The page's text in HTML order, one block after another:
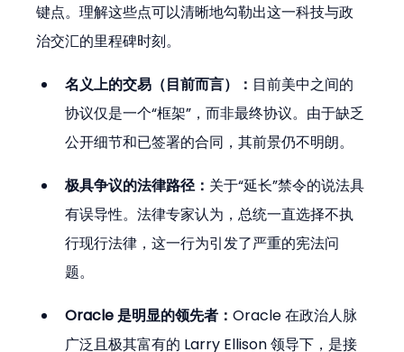
键点。理解这些点可以清晰地勾勒出这一科技与政
治交汇的里程碑时刻。
名义上的交易（目前而言）： 目前美中之间的
协议仅是一个“框架”，而非最终协议。由于缺乏
公开细节和已签署的合同，其前景仍不明朗。
极具争议的法律路径： 关于“延长”禁令的说法具
有误导性。法律专家认为，总统一直选择不执
行现行法律，这一行为引发了严重的宪法问
题。
Oracle 是明显的领先者：Oracle 在政治人脉
广泛且极其富有的 Larry Ellison 领导下，是接